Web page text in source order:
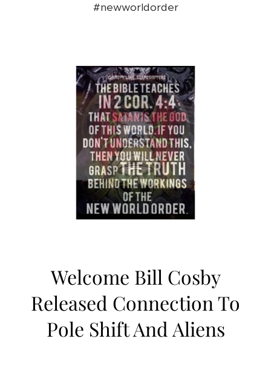
#newworldorder
Welcome Bill Cosby
Released Connection To
Pole Shift And Aliens